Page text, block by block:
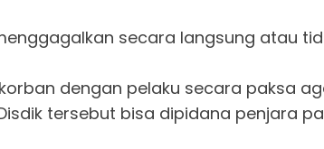
secara langsung atau
dengan pelaku secara paksa
tersebut bisa dipidana penjara